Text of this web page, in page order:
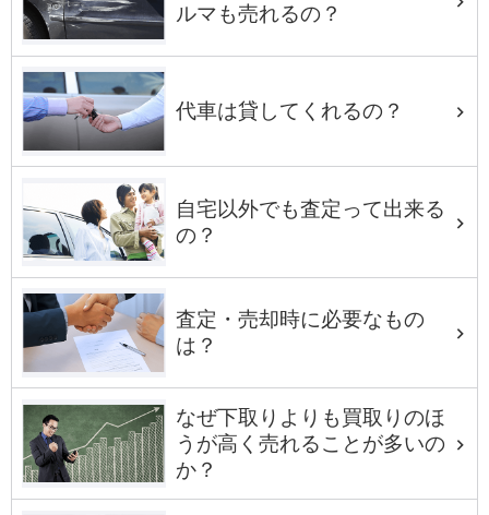
ルマも売れるの？
代車は貸してくれるの？
自宅以外でも査定って出来る
の？
査定・売却時に必要なもの
は？
なぜ下取りよりも買取りのほ
うが高く売れることが多いの
か？